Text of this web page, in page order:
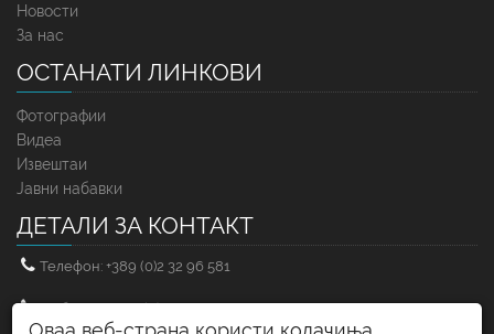
Новости
За нас
ОСТАНАТИ ЛИНКОВИ
Фотографии
Видеа
Извештаи
Јавни набавки
ДЕТАЛИ ЗА КОНТАКТ
Телефон: +389 (0)2 32 96 581
Мобилен: +389 (0)71 25 83 71